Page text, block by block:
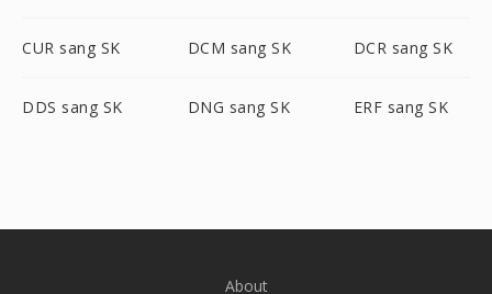
CUR sang SK DCM sang SK DCR sang SK
DDS sang SK DNG sang SK ERF sang SK
About